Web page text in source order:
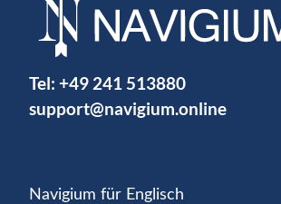
Tel: +49 241 513880
support@navigium.online
Navigium für Englisch